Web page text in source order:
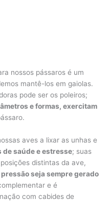
nossos pássaros é um
mantê-los em gaiolas.
pode ser os poleiros;
e formas, exercitam
aves a lixar as unhas e
saúde e estresse; suas
distintas da ave,
seja sempre gerado
e é
com cabides de